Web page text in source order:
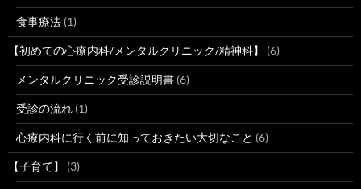
食事療法 (1)
【初めての心療内科/メンタルクリニック/精神科】 (6)
メンタルクリニック受診説明書 (6)
受診の流れ (1)
心療内科に行く前に知っておきたい大切なこと (6)
【子育て】 (3)